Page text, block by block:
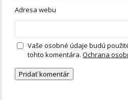
Adresa webu
Vaše osobné údaje budú
tohto komentára. Ochrana